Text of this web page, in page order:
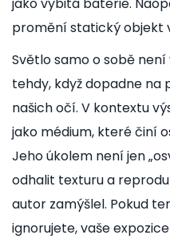
jako vybitá baterie.
promění statický objekt
Světlo samo o sobě
tehdy, když dopadne na
našich očí. V kontextu
jako médium, které činí
Jeho úkolem není jen
odhalit texturu a
autor zamýšlel. Pokud
ignorujete, vaše